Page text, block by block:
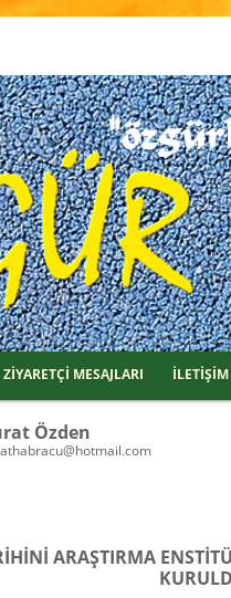
ZİYARETÇİ MESAJLARI İLETİŞİM
Özden
ARAŞTIRMA